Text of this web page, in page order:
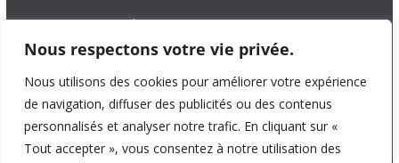
Nous respectons votre vie privée.
Nous utilisons des cookies pour améliorer votre expérience
de navigation, diffuser des publicités ou des contenus
personnalisés et analyser notre trafic. En cliquant sur «
Tout accepter », vous consentez à notre utilisation des
87036 Limoges Cedex.
Tél. 05 55 06 14 15
Nous écrire